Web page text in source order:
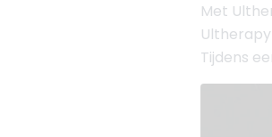
Met
Tijdens